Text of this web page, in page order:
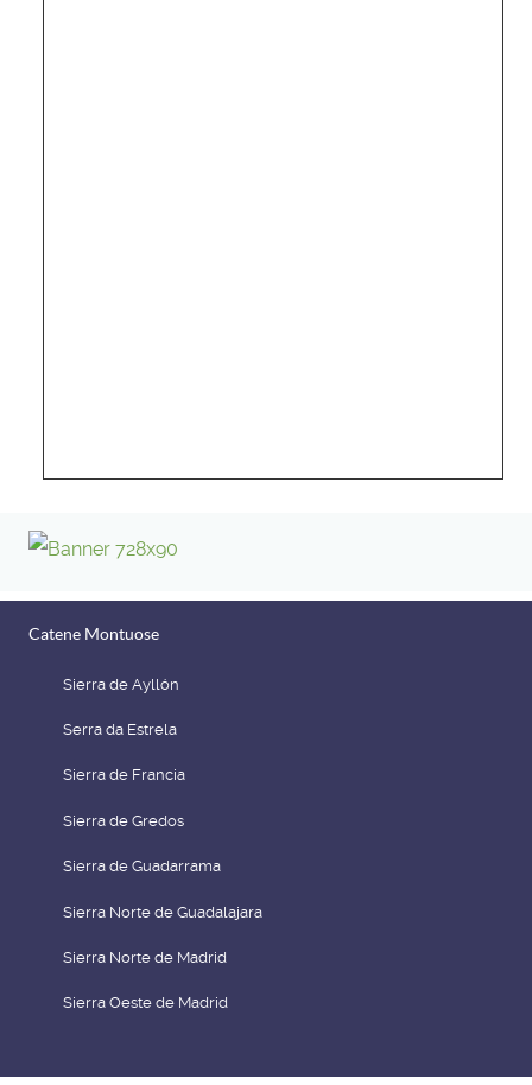
Catene Montuose
Sierra de Ayllón
Serra da Estrela
Sierra de Francia
Sierra de Gredos
Sierra de Guadarrama
Sierra Norte de Guadalajara
Sierra Norte de Madrid
Sierra Oeste de Madrid